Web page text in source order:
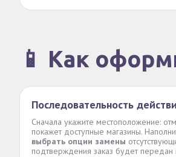
📱 Как
Последовательность
Сначала укажите местоположение:
покажет доступные магазины.
выбрать опции замены
подтверждения заказ будет передан